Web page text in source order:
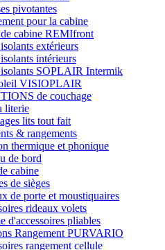
pivotantes
pour la cabine
de cabine REMIfront
extérieurs
intérieurs
SOPLAIR Intermik
VISIOPLAIR
de couchage
literie
lits tout fait
& rangements
thermique et phonique
de bord
cabine
de sièges
de porte et moustiquaires
rideaux volets
d'accessoires pliables
Rangement PURVARIO
rangement cellule